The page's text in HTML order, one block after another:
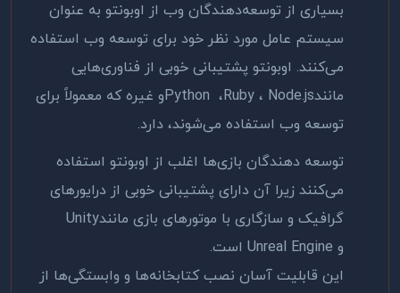
بسیاری از توسعه‌دهندگان وب از اوبونتو به عنوان
سیستم عامل مورد نظر خود برای توسعه وب استفاده
می‌کنند. اوبونتو پشتیبانی خوبی از فناوری‌هایی
مانندNode.js ، Ruby، Pythonو غیره که معمولاً برای
توسعه وب استفاده می‌شوند، دارد.
توسعه دهندگان بازی‌ها اغلب از اوبونتو استفاده
می‌کنند زیرا آن دارای پشتیبانی خوبی از درایورهای
گرافیک و سازگاری با موتورهای بازی مانندUnity
و Unreal Engine است.
این قابلیت آسان نصب کتابخانه‌ها و وابستگی‌ها از